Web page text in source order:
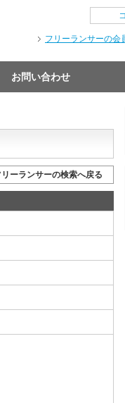
フリーランサーの会
お問い合わせ
リーランサーの検索へ戻る